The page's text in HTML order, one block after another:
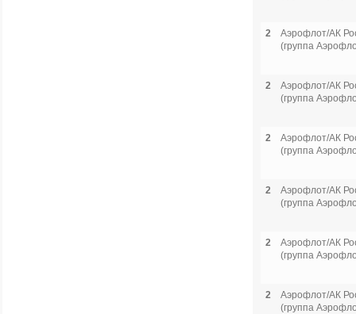
2
Аэрофлот/АК
(группа
2
Аэрофлот/АК
(группа
2
Аэрофлот/АК
(группа
2
Аэрофлот/АК
(группа
2
Аэрофлот/АК
(группа
2
Аэрофлот/АК
(группа